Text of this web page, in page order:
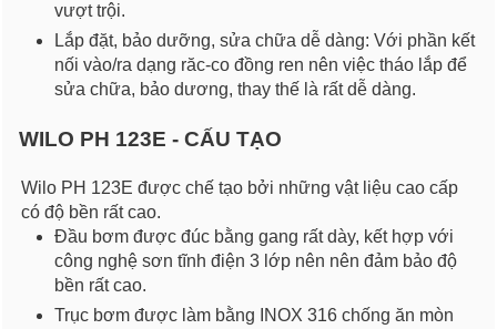
vượt trội.
Lắp đặt, bảo dưỡng, sửa chữa dễ dàng: Với phần kết
nối vào/ra dạng răc-co đồng ren nên việc tháo lắp để
sửa chữa, bảo dương, thay thế là rất dễ dàng.
WILO PH 123E - CẤU TẠO
Wilo PH 123E được chế tạo bởi những vật liệu cao cấp
có độ bền rất cao.
Đầu bơm được đúc bằng gang rất dày, kết hợp với
công nghệ sơn tĩnh điện 3 lớp nên nên đảm bảo độ
bền rất cao.
Trục bơm được làm bằng INOX 316 chống ăn mòn